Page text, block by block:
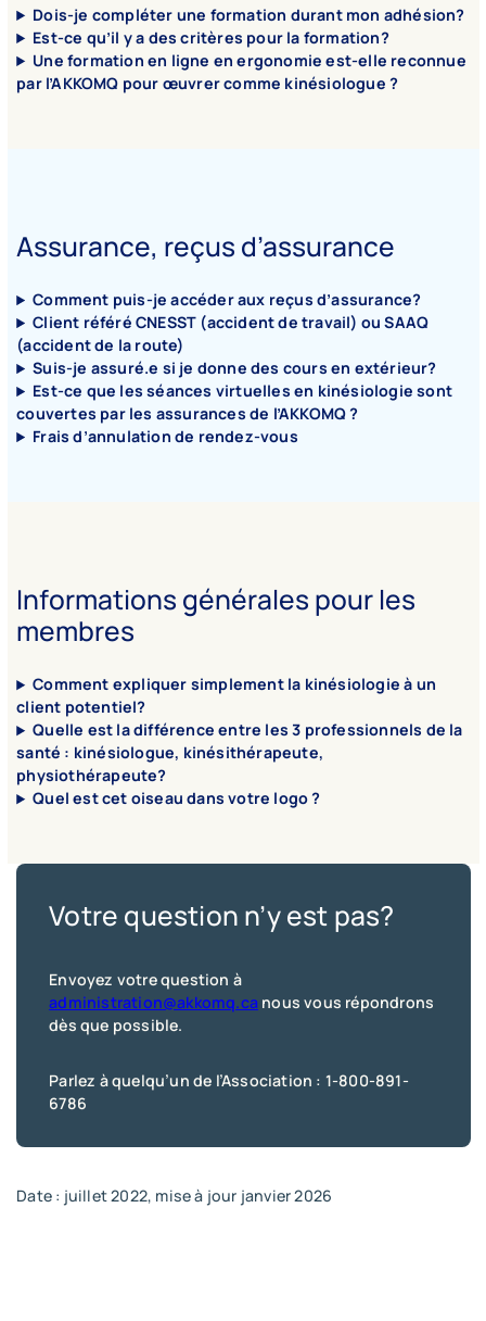
Dois-je compléter une formation durant mon adhésion?
Est-ce qu’il y a des critères pour la formation?
Une formation en ligne en ergonomie est-elle reconnue
par l’AKKOMQ pour œuvrer comme kinésiologue ?
Assurance, reçus d’assurance
Comment puis-je accéder aux reçus d’assurance?
Client référé CNESST (accident de travail) ou SAAQ
(accident de la route)
Suis-je assuré.e si je donne des cours en extérieur?
Est-ce que les séances virtuelles en kinésiologie sont
couvertes par les assurances de l’AKKOMQ ?
Frais d’annulation de rendez-vous
Informations générales pour les
membres
Comment expliquer simplement la kinésiologie à un
client potentiel?
Quelle est la différence entre les 3 professionnels de la
santé : kinésiologue, kinésithérapeute,
physiothérapeute?
Quel est cet oiseau dans votre logo ?
Votre question n’y est pas?
Envoyez votre question à
administration@akkomq.ca nous vous répondrons
dès que possible.
Parlez à quelqu’un de l’Association : 1-800-891-
6786
Date : juillet 2022, mise à jour janvier 2026